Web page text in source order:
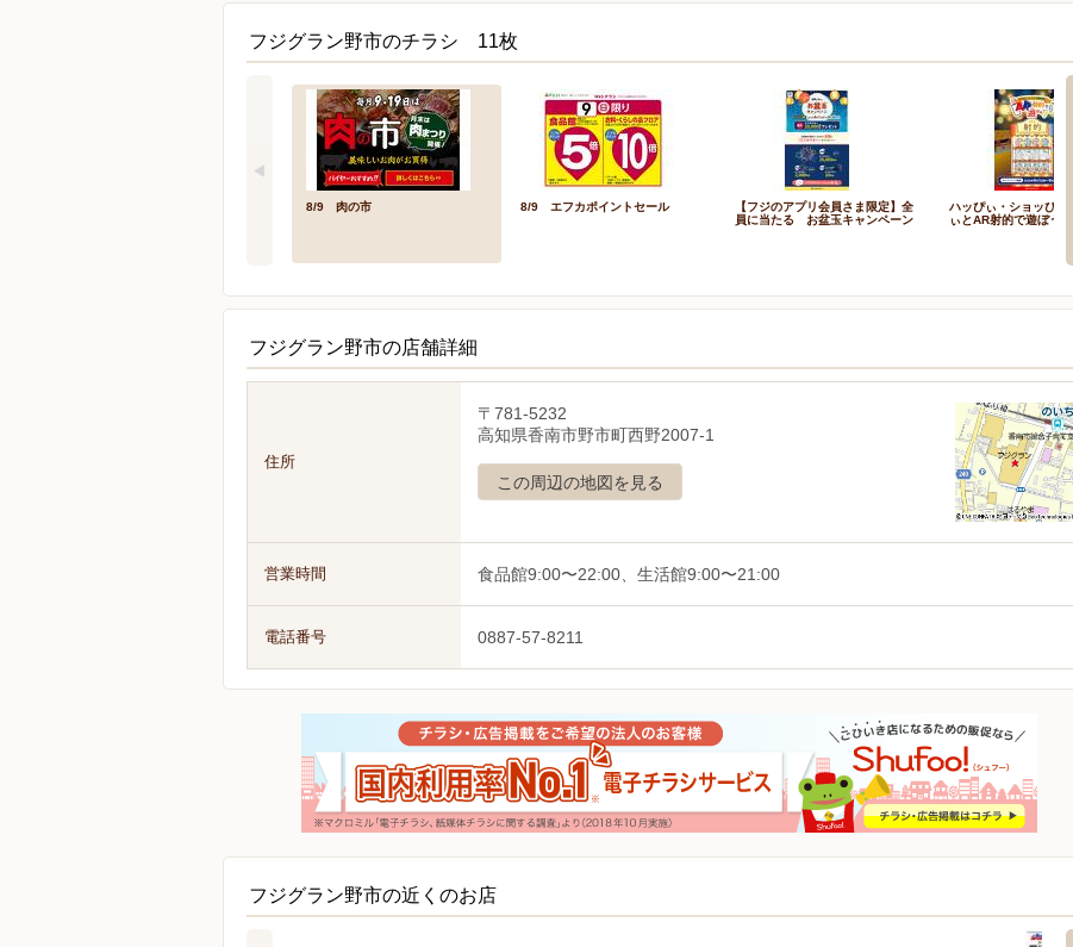
フジグラン野市のチラシ 11枚
8/9 肉の市 8/9 エフカポイントセール
【フジのアプリ会員さま限定】全
員に当たる お盆玉キャンペーン
ハッぴぃ・ショッぴぃ
ぃとAR射的で遊ぼう！
フジグラン野市の店舗詳細
住所
〒781-5232
高知県香南市野市町西野2007-1
この周辺の地図を見る
営業時間 食品館9:00〜22:00、生活館9:00〜21:00
電話番号 0887-57-8211
フジグラン野市の近くのお店